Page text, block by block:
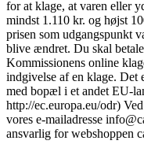
for at klage, at varen eller
mindst 1.110 kr. og højst
prisen som udgangspunkt
blive ændret. Du skal
Kommissionens online
indgivelse af en klage. Det
med bopæl i et andet EU-
http://ec.europa.eu/odr)
vores e-mailadresse
ansvarlig for webshoppen